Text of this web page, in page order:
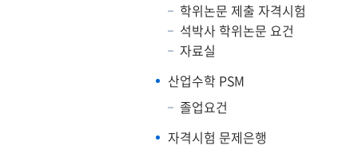
학위논문 제출 자격시험
석박사 학위논문 요건
자료실
산업수학 PSM
졸업요건
자격시험 문제은행